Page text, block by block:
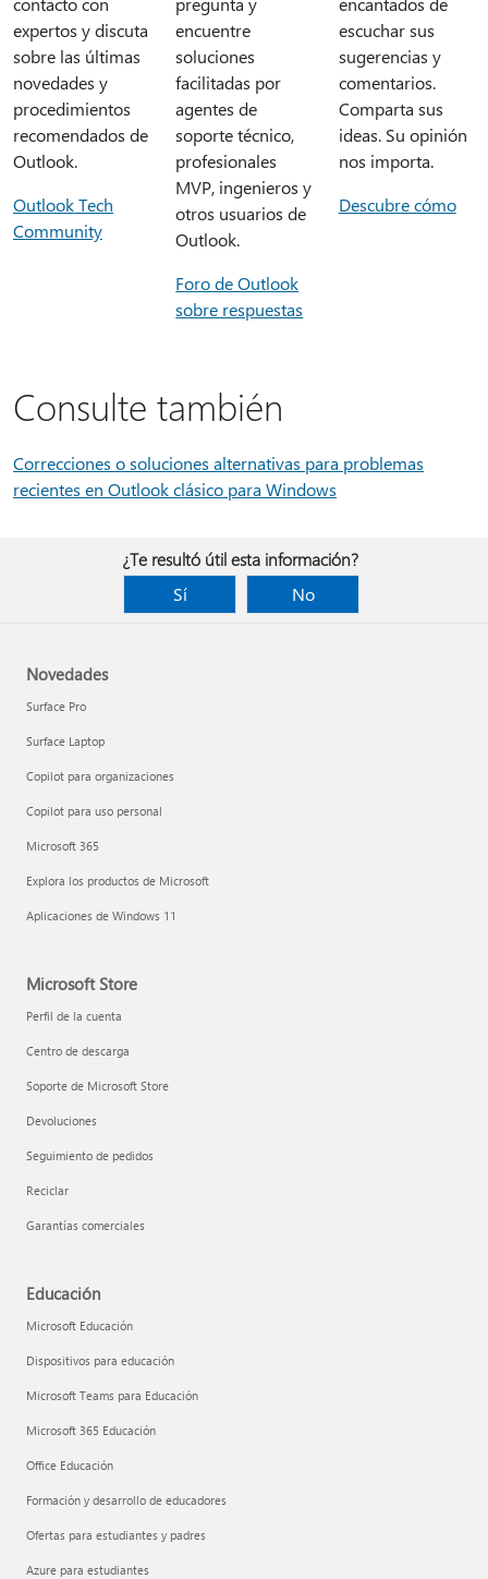
expertos y discuta
sobre las últimas
novedades y
procedimientos
recomendados de
Outlook.
Outlook Tech
Community
encuentre
soluciones
facilitadas por
agentes de
soporte técnico,
profesionales
MVP, ingenieros y
otros usuarios de
Outlook.
Foro de Outlook
sobre respuestas
escuchar sus
sugerencias y
comentarios.
Comparta sus
ideas. Su opinión
nos importa.
Descubre cómo
Consulte también
Correcciones o soluciones alternativas para problemas
recientes en Outlook clásico para Windows
¿Te resultó útil esta información?
Sí
No
Novedades
Surface Pro
Surface Laptop
Copilot para organizaciones
Copilot para uso personal
Microsoft 365
Explora los productos de Microsoft
Aplicaciones de Windows 11
Microsoft Store
Perfil de la cuenta
Centro de descarga
Soporte de Microsoft Store
Devoluciones
Seguimiento de pedidos
Reciclar
Garantías comerciales
Educación
Microsoft Educación
Dispositivos para educación
Microsoft Teams para Educación
Microsoft 365 Educación
Office Educación
Formación y desarrollo de educadores
Ofertas para estudiantes y padres
Azure para estudiantes